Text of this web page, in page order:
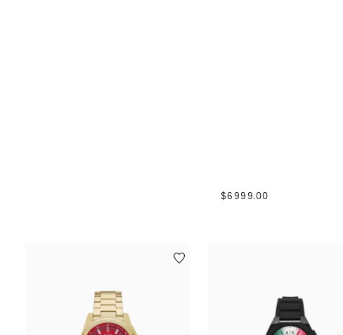
$6999.00